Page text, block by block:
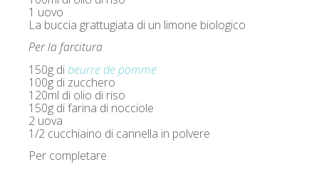
1 uovo
La buccia grattugiata di un limone biologico
Per la farcitura
150g dibeurre de pomme
100g di zucchero
120ml di olio di riso
150g di farina di nocciole
2 uova
1/2 cucchiaino di cannella in polvere
Per completare